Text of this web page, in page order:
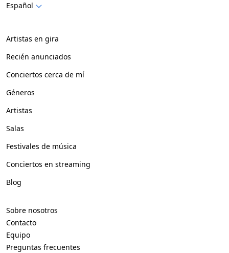
Español
Artistas en gira
Recién anunciados
Conciertos cerca de mí
Géneros
Artistas
Salas
Festivales de música
Conciertos en streaming
Blog
Sobre nosotros
Contacto
Equipo
Preguntas frecuentes